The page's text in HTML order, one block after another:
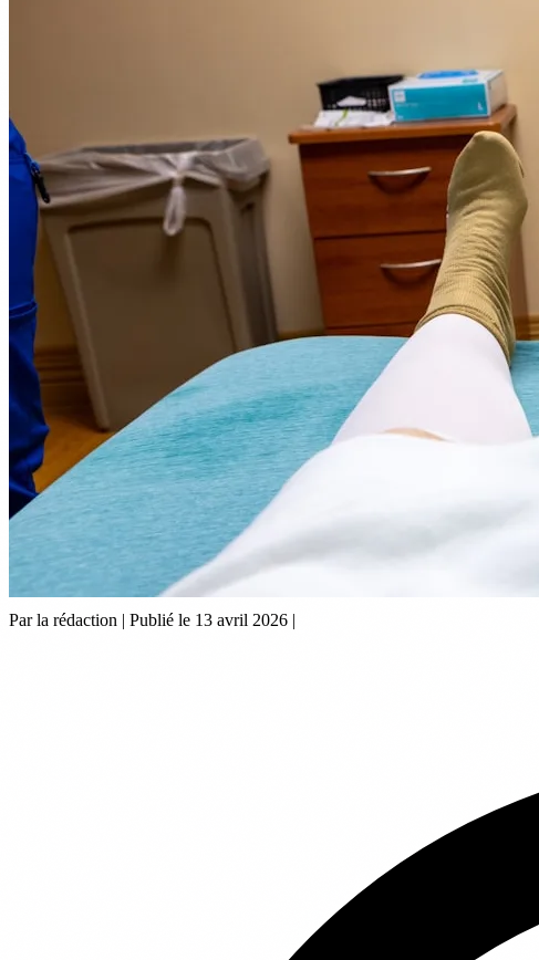
Par la rédaction | Publié le 13 avril 2026 |